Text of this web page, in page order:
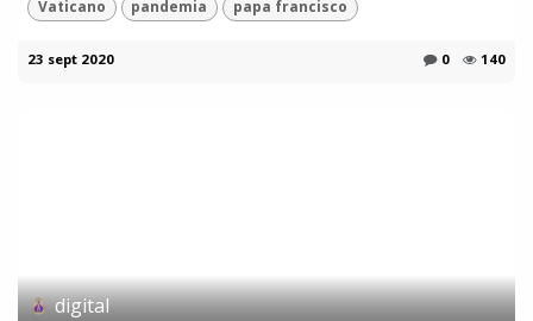
Vaticano pandemia papa francisco
23 sept 2020 0 140
digital